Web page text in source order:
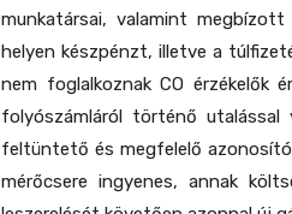
munkatársai, valamint
helyen készpénzt, illetve a
nem foglalkoznak CO érzékelők
folyószámláról történő
feltüntető és megfelelő
mérőcsere ingyenes, annak